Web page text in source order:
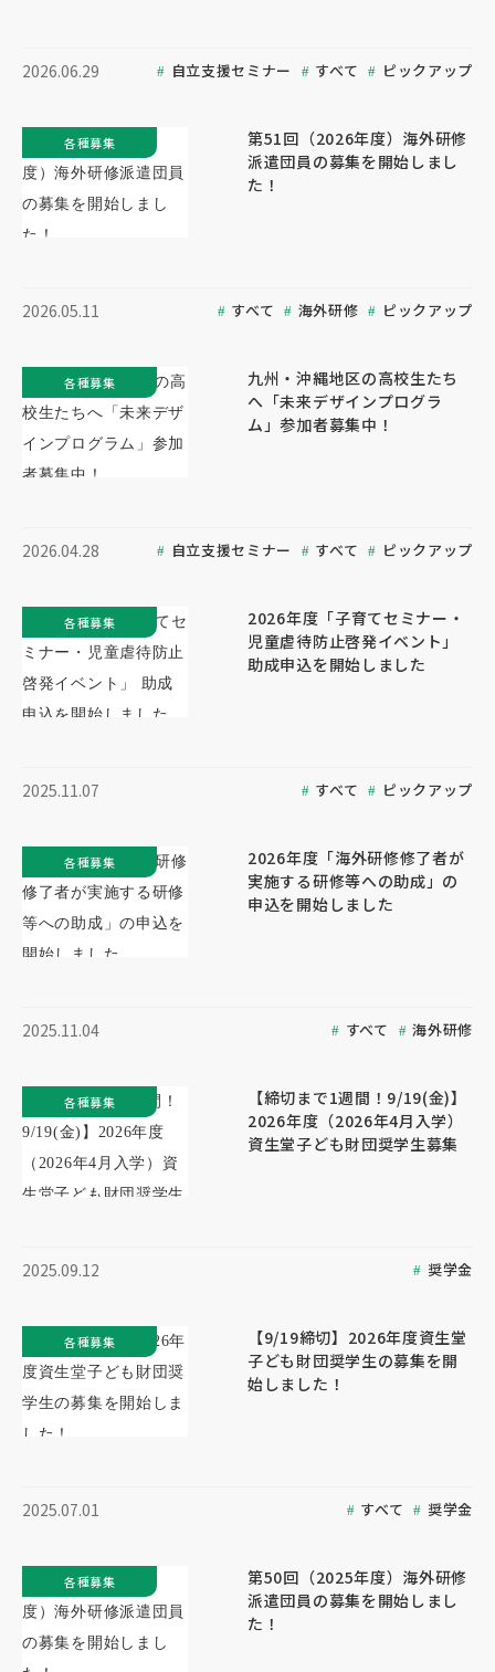
2026.06.29 自立支援セミナー すべて ピックアップ
第51回（2026年度）海外研修
派遣団員の募集を開始しまし
た！
2026.05.11 すべて 海外研修 ピックアップ
各種募集
九州・沖縄地区の高校生たち
へ「未来デザインプログラ
ム」参加者募集中！
2026.04.28 自立支援セミナー すべて ピックアップ
各種募集
2026年度「子育てセミナー・
児童虐待防止啓発イベント」
助成申込を開始しました
2025.11.07 すべて ピックアップ
各種募集
2026年度「海外研修修了者が
実施する研修等への助成」の
申込を開始しました
2025.11.04 すべて 海外研修
各種募集
【締切まで1週間！9/19(金)】
2026年度（2026年4月入学）
資生堂子ども財団奨学生募集
2025.09.12 奨学金
各種募集
【9/19締切】2026年度資生堂
子ども財団奨学生の募集を開
始しました！
2025.07.01 すべて 奨学金
各種募集
第50回（2025年度）海外研修
派遣団員の募集を開始しまし
た！
各種募集